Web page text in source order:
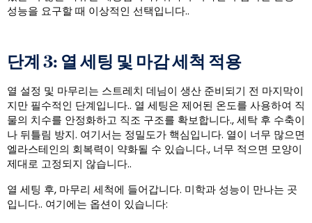
성능을 요구할 때 이상적인 선택입니다..
단계 3: 열 세팅 및 마감 세척 적용
열 설정 및 마무리는 스트레치 데님이 생산 준비되기 전 마지막이
지만 필수적인 단계입니다.. 열 세팅은 제어된 온도를 사용하여 직
물의 치수를 안정화하고 직조 구조를 확보합니다., 세탁 후 수축이
나 뒤틀림 방지. 여기서는 정밀도가 핵심입니다. 열이 너무 많으면
엘라스테인의 회복력이 약화될 수 있습니다., 너무 적으면 모양이
제대로 고정되지 않습니다..
열 세팅 후, 마무리 세척에 들어갑니다. 미학과 성능이 만나는 곳
입니다.. 여기에는 옵션이 있습니다: